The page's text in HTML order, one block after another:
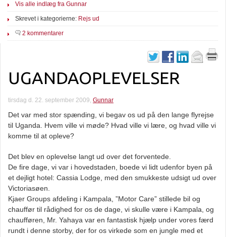
Vis alle indlæg fra Gunnar
Skrevet i kategorierne: Rejs ud
2 kommentarer
UGANDAOPLEVELSER
tirsdag d. 22. september 2009, Gunnar
Det var med stor spænding, vi begav os ud på den lange flyrejse
til Uganda. Hvem ville vi møde? Hvad ville vi lære, og hvad ville vi
komme til at opleve?
Det blev en oplevelse langt ud over det forventede.
De fire dage, vi var i hovedstaden, boede vi lidt udenfor byen på
et dejligt hotel: Cassia Lodge, med den smukkeste udsigt ud over
Victoriasøen.
Kjaer Groups afdeling i Kampala, ”Motor Care” stillede bil og
chauffør til rådighed for os de dage, vi skulle være i Kampala, og
chaufføren, Mr. Yahaya var en fantastisk hjælp under vores færd
rundt i denne storby, der for os virkede som en jungle med et